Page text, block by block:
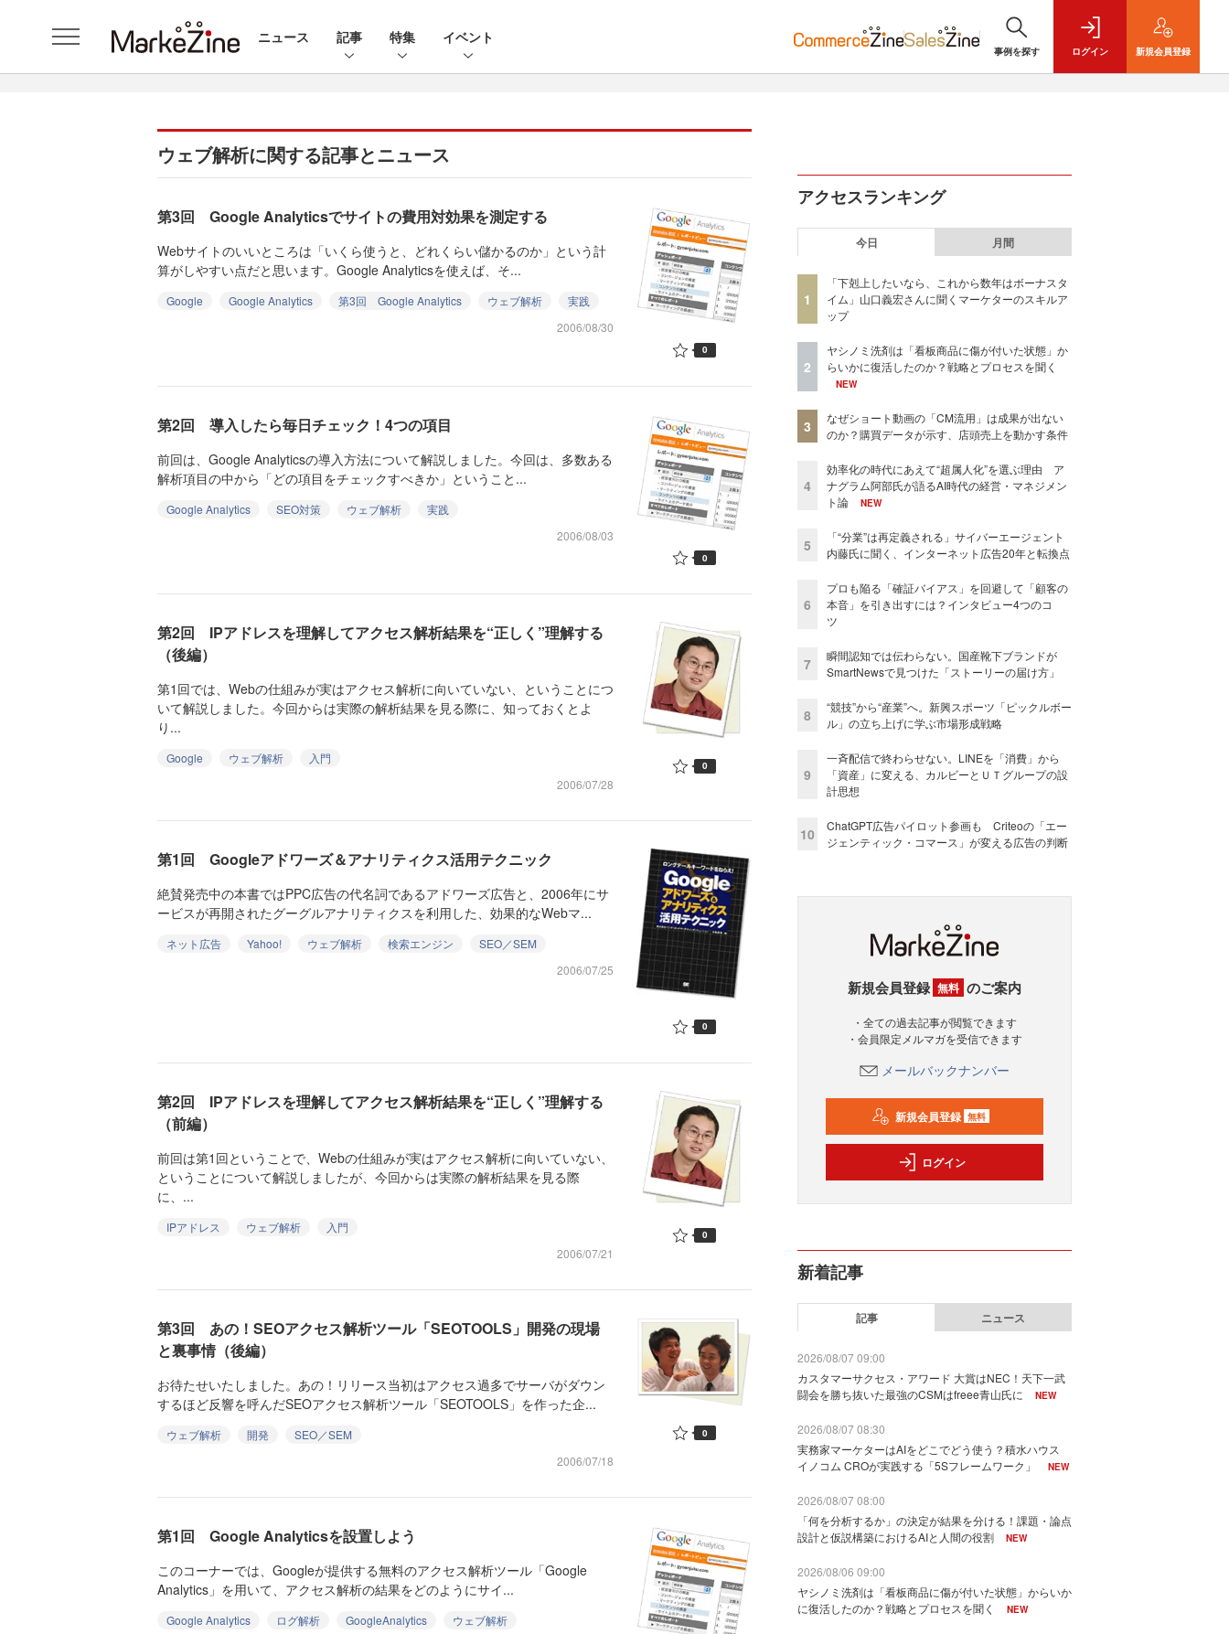
ニュース 記事 特集 イベント
事例を探す ログイン 新規会員登録
ウェブ解析に関する記事とニュース
第3回 Google Analyticsでサイトの費用対効果を測定する
Webサイトのいいところは「いくら使うと、どれくらい儲かるのか」という計
算がしやすい点だと思います。Google Analyticsを使えば、そ...
Google Google Analytics 第3回 Google Analytics ウェブ解析
実践
2006/08/30
0
第2回 導入したら毎日チェック！4つの項目
前回は、Google Analyticsの導入方法について解説しました。今回は、多数ある
解析項目の中から「どの項目をチェックすべきか」ということ...
Google Analytics SEO対策 ウェブ解析
実践
2006/08/03
0
第2回 IPアドレスを理解してアクセス解析結果を“正しく”理解する
（後編）
第1回では、Webの仕組みが実はアクセス解析に向いていない、ということにつ
いて解説しました。今回からは実際の解析結果を見る際に、知っておくとよ
り...
Google ウェブ解析
入門
2006/07/28
0
第1回 Googleアドワーズ＆アナリティクス活用テクニック
絶賛発売中の本書ではPPC広告の代名詞であるアドワーズ広告と、2006年にサ
ービスが再開されたグーグルアナリティクスを利用した、効果的なWebマ...
ネット広告 Yahoo! ウェブ解析 検索エンジン
SEO／SEM
2006/07/25
0
第2回 IPアドレスを理解してアクセス解析結果を“正しく”理解する
（前編）
前回は第1回ということで、Webの仕組みが実はアクセス解析に向いていない、
ということについて解説しましたが、今回からは実際の解析結果を見る際
に、...
IPアドレス ウェブ解析
入門
2006/07/21
0
第3回 あの！SEOアクセス解析ツール「SEOTOOLS」開発の現場
と裏事情（後編）
お待たせいたしました。あの！リリース当初はアクセス過多でサーバがダウン
するほど反響を呼んだSEOアクセス解析ツール「SEOTOOLS」を作った企...
ウェブ解析 開発
SEO／SEM
2006/07/18
0
第1回 Google Analyticsを設置しよう
このコーナーでは、Googleが提供する無料のアクセス解析ツール「Google
Analytics」を用いて、アクセス解析の結果をどのようにサイ...
Google Analytics ログ解析 GoogleAnalytics
ウェブ解析
アクセスランキング
今日 月間
1
「下剋上したいなら、これから数年はボーナスタ
イム」山口義宏さんに聞くマーケターのスキルア
ップ
2
ヤシノミ洗剤は「看板商品に傷が付いた状態」か
らいかに復活したのか？戦略とプロセスを聞く
NEW
3
なぜショート動画の「CM流用」は成果が出ない
のか？購買データが示す、店頭売上を動かす条件
4
効率化の時代にあえて“超属人化”を選ぶ理由 ア
ナグラム阿部氏が語るAI時代の経営・マネジメン
ト論
NEW
5
「“分業”は再定義される」サイバーエージェント
内藤氏に聞く、インターネット広告20年と転換点
6
プロも陥る「確証バイアス」を回避して「顧客の
本音」を引き出すには？インタビュー4つのコ
ツ
7
瞬間認知では伝わらない。国産靴下ブランドが
SmartNewsで見つけた「ストーリーの届け方」
8
“競技”から“産業”へ。新興スポーツ「ピックルボー
ル」の立ち上げに学ぶ市場形成戦略
9
一斉配信で終わらせない。LINEを「消費」から
「資産」に変える、カルビーとＵＴグループの設
計思想
10
ChatGPT広告パイロット参画も Criteoの「エー
ジェンティック・コマース」が変える広告の判断
新規会員登録 無料 のご案内
・全ての過去記事が閲覧できます
・会員限定メルマガを受信できます
メールバックナンバー
新規会員登録 無料
ログイン
新着記事
記事 ニュース
2026/08/07 09:00
カスタマーサクセス・アワード 大賞はNEC！天下一武
闘会を勝ち抜いた最強のCSMはfreee青山氏に
NEW
2026/08/07 08:30
実務家マーケターはAIをどこでどう使う？積水ハウス
イノコム CROが実践する「5Sフレームワーク」
NEW
2026/08/07 08:00
「何を分析するか」の決定が結果を分ける！課題・論点
設計と仮説構築におけるAIと人間の役割
NEW
2026/08/06 09:00
ヤシノミ洗剤は「看板商品に傷が付いた状態」からいか
に復活したのか？戦略とプロセスを聞く
NEW